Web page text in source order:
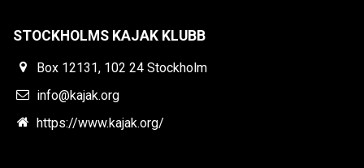
STOCKHOLMS KAJAK KLUBB
Box 12131, 102 24 Stockholm
info@kajak.org
https://www.kajak.org/